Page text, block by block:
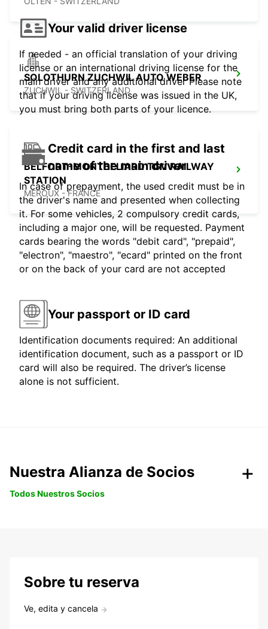
SOLOTHURN ZUCHWIL AUTO WEBER
ZUCHWIL - SWITZERLAND
BELFORT-MONTBELIARD TGV RAILWAY
STATION
MEROUX - FRANCE
Your valid driver license
If needed - an official translation of your driving
license or an international driving license for the
main driver and any additional driver Please note
that if your driving license was issued in the UK,
you must bring both parts of your licence.
Credit card in the first and last
name of the main driver
In case of prepayment, the used credit must be in
the driver's name and presented when collecting
it. For some vehicles, 2 compulsory credit cards,
including a major one, will be requested. Payment
cards bearing the words "debit card", "prepaid",
"electron", "maestro", "ecard" printed on the front
or on the back of your card are not accepted
Your passport or ID card
Identification documents required: An additional
identification document, such as a passport or ID
card will also be required. The driver’s license
alone is not sufficient.
Nuestra Alianza de Socios
Todos Nuestros Socios
Sobre tu reserva
Ve, edita y cancela